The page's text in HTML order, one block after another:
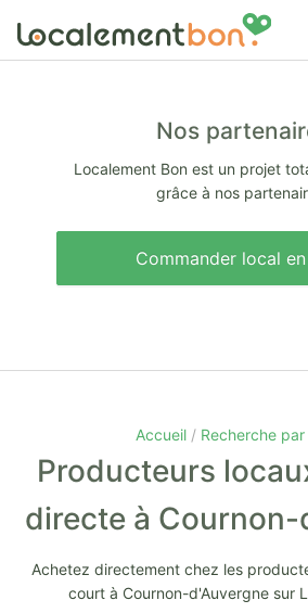
Nos
Localement Bon est un projet
grâce à nos
Commander local
Accueil Recherche
Producteurs
directe à Cournon-
Achetez directement chez les
court à Cournon-d'Auvergne sur